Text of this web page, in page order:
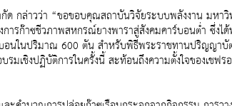
ด กล่าวว่า “ขอขอบคุณสถาบันวิจัยระบบพลังงาน มหา
ารก๊าซชีวภาพสหกรณ์ยางพาราสู่สังคมคาร์บอนต่ำ ซึ่ง
อนในปริมาณ 600 ตัน สำหรับพิธีพระราชทานปริญญาบั
เชิงปฏิบัติการในครั้งนี้ สะท้อนถึงความตั้งใจของเชฟ